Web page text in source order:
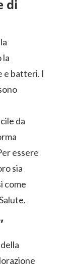
di
la
e batteri. I
da
essere
sia
come